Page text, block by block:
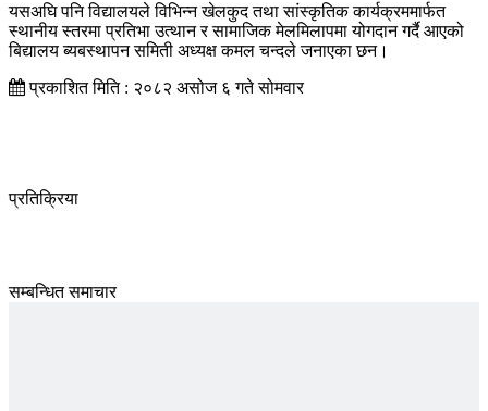
यसअघि पनि विद्यालयले विभिन्न खेलकुद तथा सांस्कृतिक कार्यक्रममार्फत
स्थानीय स्तरमा प्रतिभा उत्थान र सामाजिक मेलमिलापमा योगदान गर्दै आएको
बिद्यालय ब्यबस्थापन समिती अध्यक्ष कमल चन्दले जनाएका छन।
प्रकाशित मिति : २०८२ असोज ६ गते सोमवार
प्रतिक्रिया
सम्बन्धित समाचार